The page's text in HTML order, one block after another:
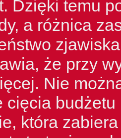
Dzięki temu
a różnica
że przy
Nie
cięcia
która